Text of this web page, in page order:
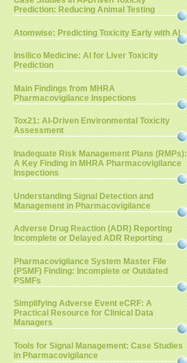
Prediction: Reducing Animal Testing
Atomwise: Predicting Toxicity Early with AI
Insilico Medicine: AI for Liver Toxicity
Prediction
Main Findings from MHRA
Pharmacovigilance Inspections
Tox21: AI-Driven Environmental Toxicity
Assessment
Inadequate Risk Management Plans (RMPs):
A Key Finding in MHRA Pharmacovigilance
Inspections
Understanding Signal Detection and
Management in Pharmacovigilance
Adverse Drug Reaction (ADR) Reporting
Incomplete or Delayed ADR Reporting
Pharmacovigilance System Master File
(PSMF) Finding: Incomplete or Outdated
PSMFs
Simplifying Adverse Event eCRF: A
Practical Resource for Clinical Data
Managers
Tools for Signal Management: Case Studies
in Pharmacovigilance